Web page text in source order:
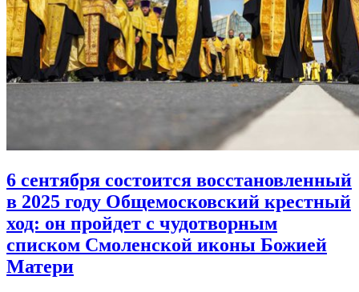
6 сентября состоится восстановленный
в 2025 году Общемосковский крестный
ход: он пройдет с чудотворным
списком Смоленской иконы Божией
Матери